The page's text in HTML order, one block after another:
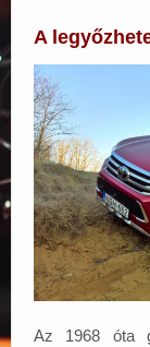
Partnerek
Elérhetőségek
A
Az 1968 óta